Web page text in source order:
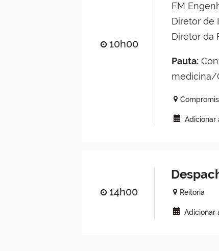
10h00
FM
Diretor de
Diretor da
Pauta:
medicina/
Adicionar
14h00 Reitoria
Adicionar